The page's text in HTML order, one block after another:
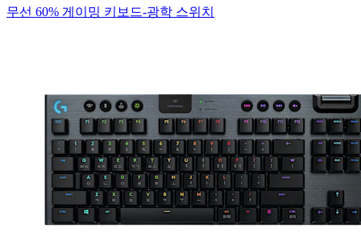
무선 60% 게이밍 키보드-광학 스위치